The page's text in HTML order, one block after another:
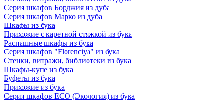
Серия шкафов Борджия из дуба
Серия шкафов Марко из дуба
Шкафы из бука
Прихожие с каретной стяжкой из бука
Распашные шкафы из бука
Серия шкафов "Florenciya" из бука
Стенки, витражи, библиотеки из бука
Шкафы-купе из бука
Буфеты из бука
Прихожие из бука
Серия шкафов ECO (Экология) из бука